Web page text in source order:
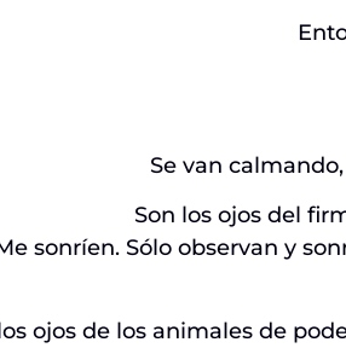
Se van
Son los ojos del
sonríen. Sólo observan y
ojos de los animales de